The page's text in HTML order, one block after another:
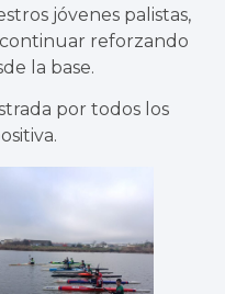
jóvenes palistas,
reforzando
la base.
por todos los